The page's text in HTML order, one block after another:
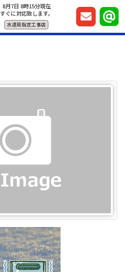
8月7日 8時15分現在
すぐに対応致します。
水道局指定工事店